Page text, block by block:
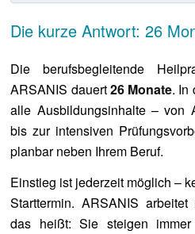
Die kurze Antwort: 26
Die berufsbegleitende
ARSANIS dauert26 Monate. In
alle Ausbildungsinhalte – von
bis zur intensiven
planbar neben Ihrem Beruf.
Einstieg ist jederzeit möglich –
Starttermin. ARSANIS
das heißt: Sie steigen